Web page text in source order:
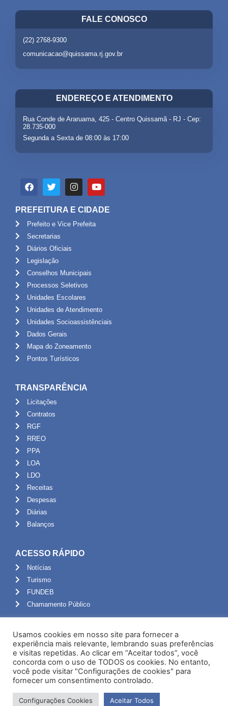
FALE CONOSCO
(22) 2768-9300
comunicacao@quissama.rj.gov.br
ENDEREÇO E ATENDIMENTO
Rua Conde de Araruama, 425 - Centro Quissamã - RJ - Cep:
28.735-000
Segunda a Sexta de 08:00 às 17:00
PREFEITURA E CIDADE
Prefeito e Vice Prefeita
Secretarias
Diários Oficiais
Legislação
Conselhos Municipais
Processos Seletivos
Unidades Escolares
Unidades de Atendimento
Unidades Socioassistênciais
Dados Gerais
Mapa do Zoneamento
Pontos Turísticos
TRANSPARÊNCIA
Licitações
Contratos
RGF
RREO
PPA
LOA
LDO
Receitas
Despesas
Diárias
Balanços
ACESSO RÁPIDO
Notícias
Turismo
FUNDEB
Chamamento Público
Portal do Servidor
Webmail
Administração
Usamos cookies em nosso site para fornecer a
experiência mais relevante, lembrando suas preferências
e visitas repetidas. Ao clicar em “Aceitar todos”, você
concorda com o uso de TODOS os cookies. No entanto,
você pode visitar "Configurações de cookies" para
fornecer um consentimento controlado.
Configurações Cookies Aceitar Todos